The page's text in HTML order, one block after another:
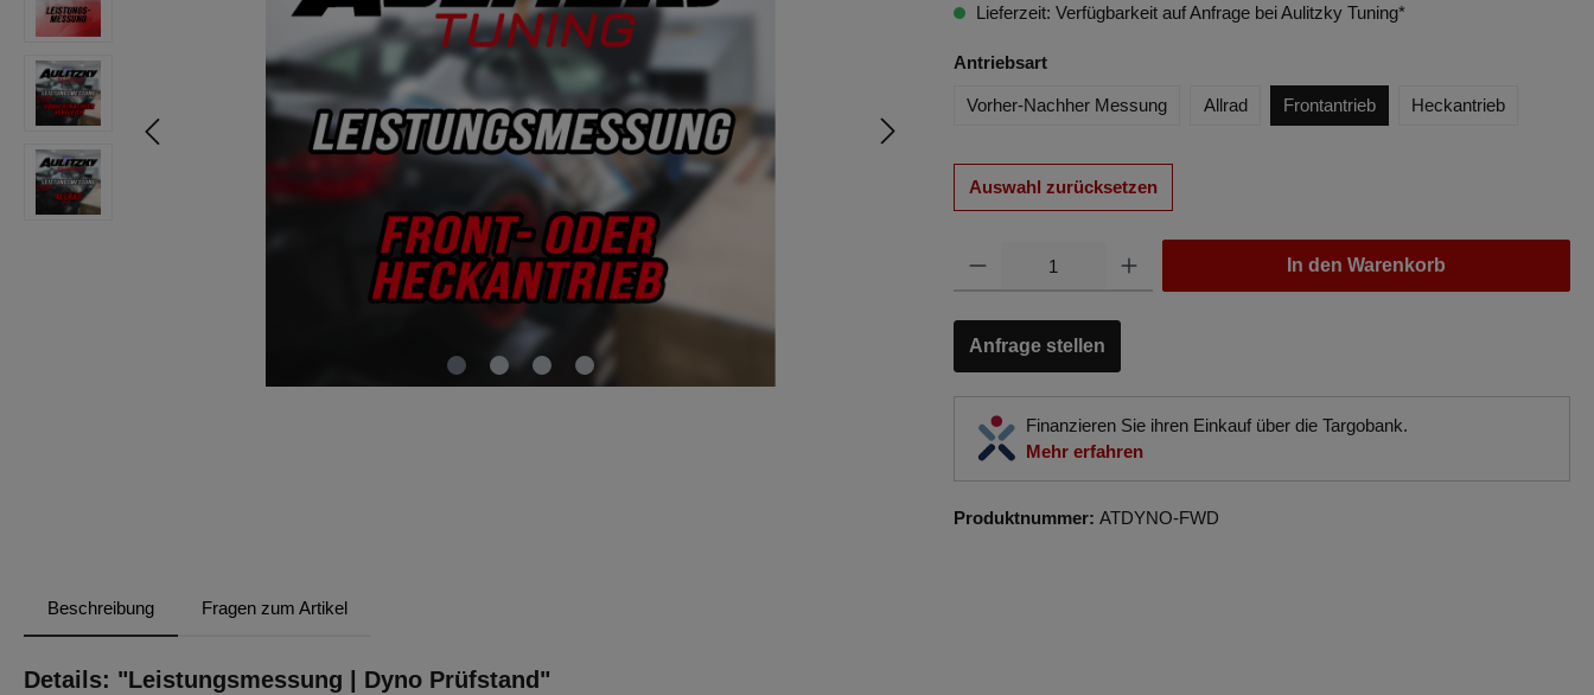
Lieferzeit: Verfügbarkeit auf Anfrage bei Aulitzky Tuning*
Antriebsart
Vorher-Nachher Messung Allrad Frontantrieb Heckantrieb
Auswahl zurücksetzen
In den Warenkorb
Anfrage stellen
Finanzieren Sie ihren Einkauf über die Targobank.
Mehr erfahren
Produktnummer: ATDYNO-FWD
Beschreibung Fragen zum Artikel
Details: "Leistungsmessung | Dyno Prüfstand"